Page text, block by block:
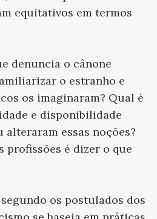
equitativos em termos
denuncia o cânone
o estranho e
os imaginaram? Qual é
e disponibilidade
essas noções?
é dizer o que
os postulados dos